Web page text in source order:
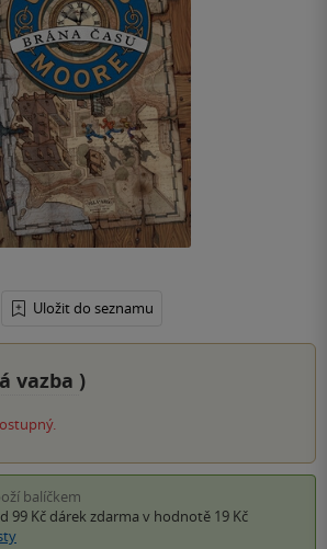
Uložit do seznamu
vazba )
balíčkem
99 Kč dárek zdarma v hodnotě 19 Kč